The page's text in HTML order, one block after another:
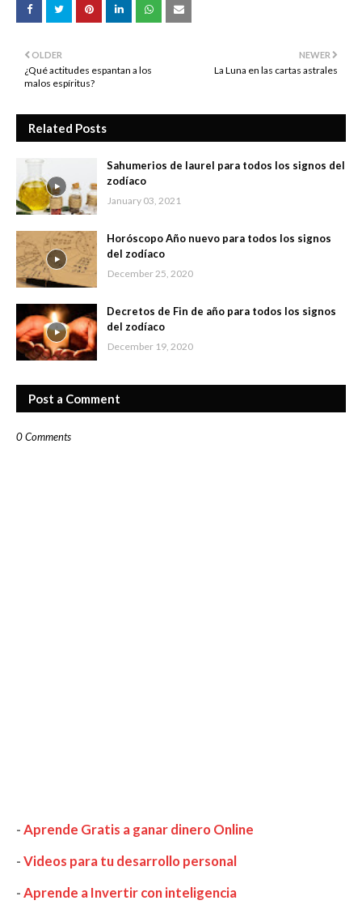
NEWER
La Luna en las cartas astrales
OLDER
¿Qué actitudes espantan a los
malos espíritus?
Related Posts
Sahumerios de laurel para todos los signos del
zodíaco
January 03, 2021
Horóscopo Año nuevo para todos los signos
del zodíaco
December 25, 2020
Decretos de Fin de año para todos los signos
del zodíaco
December 19, 2020
Post a Comment
0 Comments
-Aprende Gratis a ganar dinero Online
-Videos para tu desarrollo personal
-Aprende a Invertir con inteligencia